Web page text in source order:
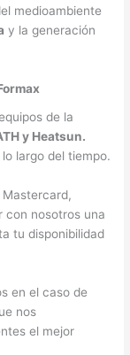
medioambiente
y la generación
de la
y Heatsun.
largo del tiempo.
con nosotros una
tu disponibilidad
en el caso de
nos
el mejor